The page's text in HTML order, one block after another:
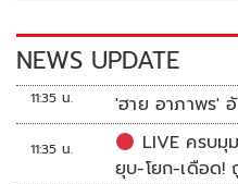
k k
NEWS UPDATE
11:35 น. 'ฮาย อาภาพร'
11:35 น.
LIVE ครบมุ
ยุบ-โยก-เดือด!